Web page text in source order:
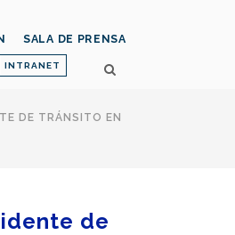
INTRANET
SALA DE PRENSA
DE TRÁNSITO EN
de